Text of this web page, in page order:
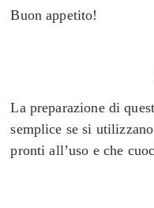
Buon appetito!
La preparazione di
semplice se si
pronti all’uso e che